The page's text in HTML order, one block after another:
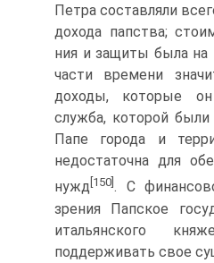
Петра состав­ляли
дохода папства;
ния и защиты была на
части времени
доходы, которые он
служба, кото­рой
Папе города и
недостаточна для
нужд [150] . С
зрения Папское
итальянского
поддерживать свое